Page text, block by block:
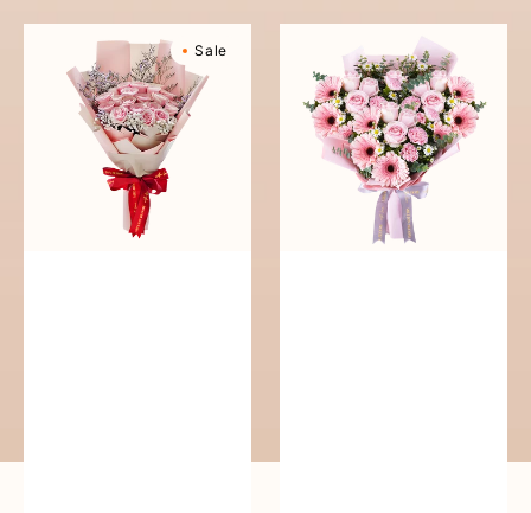
Sale
Perfection